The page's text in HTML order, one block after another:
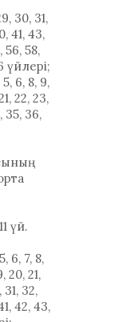
30, 31,
41, 43,
56, 58,
үйлері;
6, 8, 9,
22, 23,
35, 36,
үй.
6, 7, 8,
20, 21,
31, 32,
42, 43,